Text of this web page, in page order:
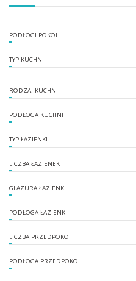
PODŁOGI POKOI
TYP KUCHNI
RODZAJ KUCHNI
PODŁOGA KUCHNI
TYP ŁAZIENKI
LICZBA ŁAZIENEK
GLAZURA ŁAZIENKI
PODŁOGA ŁAZIENKI
LICZBA PRZEDPOKOI
PODŁOGA PRZEDPOKOI